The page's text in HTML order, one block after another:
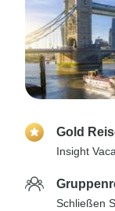
Gold
Insight
Schließen